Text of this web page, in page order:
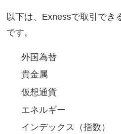
以下は、Exnessで取引でき
です。
外国為替
貴金属
仮想通貨
エネルギー
インデックス（指数）